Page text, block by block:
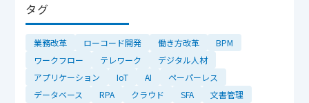
タグ
業務改革 ローコード開発 働き方改革
BPM
ワークフロー
テレワーク
デジタル人材
アプリケーション
IoT AI
ペーパーレス
データベース
RPA クラウド SFA
文書管理